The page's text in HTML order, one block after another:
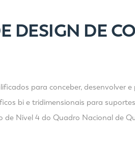
DESIGN DE
para conceber, desenvolver
bi e tridimensionais para
Nível 4 do Quadro Nacional de